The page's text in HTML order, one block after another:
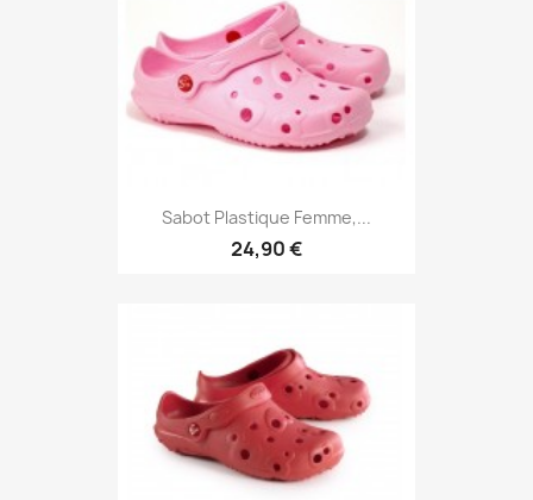
Sabot Plastique Femme,...
24,90 €